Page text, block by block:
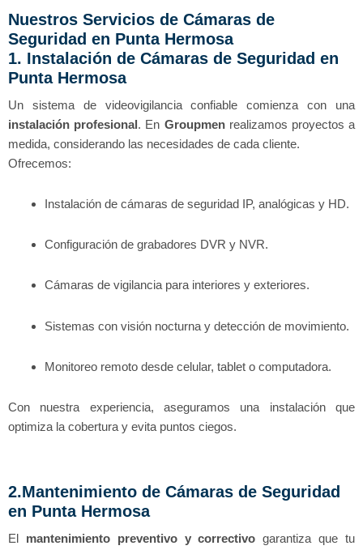
Nuestros Servicios de Cámaras de
Seguridad en Punta Hermosa
1. Instalación de Cámaras de Seguridad en
Punta Hermosa
Un sistema de videovigilancia confiable comienza con una
instalación profesional. En Groupmenrealizamos proyectos a
medida, considerando las necesidades de cada cliente.
Ofrecemos:
Instalación de cámaras de seguridad IP, analógicas y HD.
Configuración de grabadores DVR y NVR.
Cámaras de vigilancia para interiores y exteriores.
Sistemas con visión nocturna y detección de movimiento.
Monitoreo remoto desde celular, tablet o computadora.
Con nuestra experiencia, aseguramos una instalación que
optimiza la cobertura y evita puntos ciegos.
2.Mantenimiento de Cámaras de Seguridad
en Punta Hermosa
El mantenimiento preventivo y correctivo garantiza que tu